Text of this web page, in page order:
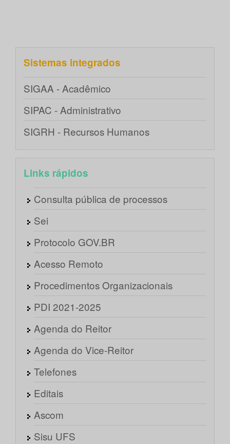
Sistemas integrados
SIGAA - Acadêmico
SIPAC - Administrativo
SIGRH - Recursos Humanos
Links rápidos
Consulta pública de processos
Sei
Protocolo GOV.BR
Acesso Remoto
Procedimentos Organizacionais
PDI 2021-2025
Agenda do Reitor
Agenda do Vice-Reitor
Telefones
Editais
Ascom
Sisu UFS